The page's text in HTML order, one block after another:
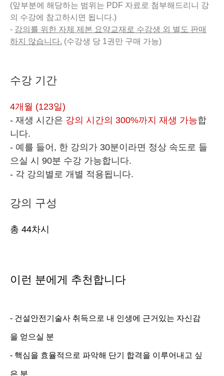
(앞부분에 해당하는 범위는 PDF 자료로 첨부해드리니 강
의 수강에 참고하시면 됩니다.)
- 강의를 위한 자체 제본 요약교재로 수강생 외 별도 판매
하지 않습니다. (수강생 당 1권만 구매 가능)
수강 기간
4개월 (123일)
- 재생 시간은 강의 시간의 300%까지 재생 가능합
니다.
- 예를 들어, 한 강의가 30분이라면 정상 속도로 들
으실 시 90분 수강 가능합니다.
- 각 강의별로 개별 적용됩니다.
강의 구성
총 44차시
이런 분에게 추천합니다
- 건설안전기술사 취득으로 내 인생에 근거있는 자신감
을 얻으실 분
- 핵심을 효율적으로 파악해 단기 합격을 이루어내고 싶
은 분